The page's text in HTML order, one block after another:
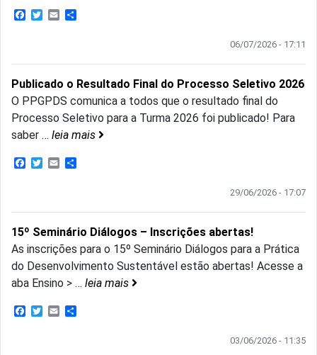
Facebook
Twitter
Email
06/07/2026 - 17:11
Publicado o Resultado Final do Processo Seletivo 2026
O PPGPDS comunica a todos que o resultado final do
Processo Seletivo para a Turma 2026 foi publicado! Para
saber … leia mais
Facebook
Twitter
Email
29/06/2026 - 17:07
15º Seminário Diálogos – Inscrições abertas!
As inscrições para o 15º Seminário Diálogos para a Prática
do Desenvolvimento Sustentável estão abertas! Acesse a
aba Ensino > … leia mais
Facebook
Twitter
Email
03/06/2026 - 11:35